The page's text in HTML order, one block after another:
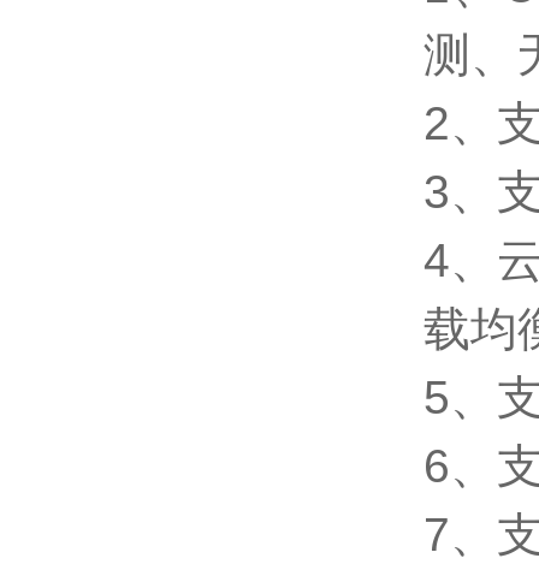
测、
2、
3、
4、
载
5、
6、
7、